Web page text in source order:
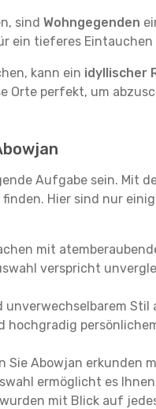
sind Wohngegenden
tieferes Eintauchen
kann ein idyllischer
Orte perfekt, um
Aufgabe sein. Mit
Hier sind nur
mit
verspricht
Sie Abowjan erkunden
ermöglicht es
mit Blick auf